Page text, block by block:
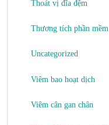
Thoát vị đĩa đệm
Thương tích phần mềm
Uncategorized
Viêm bao hoạt dịch
Viêm cân gan chân